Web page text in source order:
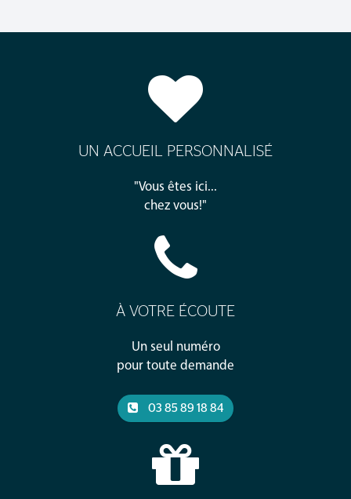
UN ACCUEIL PERSONNALISÉ
"Vous êtes ici...
chez vous!"
À VOTRE ÉCOUTE
Un seul numéro
pour toute demande
03 85 89 18 84